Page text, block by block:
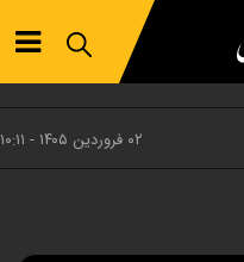
۰۲ فروردين ۱۴۰۵ - ۱۰:۱۱